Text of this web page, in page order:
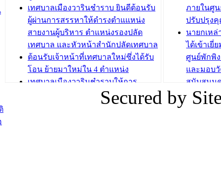
ถักทอผลิตภัณฑ์จากถุงพลาสติก)
บทความ อื่นๆ ...
ปรึกษาห
วัยของอ
บทความ อื่นๆ ...
เทศบาลเมืองวารินชำราบ ยินดีต้อนรับ
ผู้ผ่านการสรรหาให้ดำรงตำแแหน่ง
สายงานผู้บริหาร ตำแหน่งรองปลัด
เทศบาล และหัวหน้าสำนักปลัดเทศบาล
ต้อนรับเจ้าหน้าที่เทศบาลใหม่ซึ่งได้รับ
โอน ย้ายมาใหม่ใน 4 ตำแหน่ง
เทศบาลเมืองวารินชำราบให้การ
ต้อนรับพนักงานเทศบาลผู้ผ่านการ
สรรหาให้ดำรงตำแหน่งสายงานผู้
ภายในศู
ปรับปรุง
นายกเห
ได้เข้าเยี่
ศูนย์พักพิ
และมอบ
สนับสนุน
ภัยน้ำท่วม
ภาพบรร
Secured by